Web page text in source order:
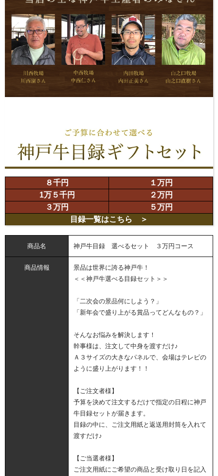
８千円
１万円
1万５千円
２万円
３万円
５万円
目録一覧はこちら ＞
商品名 神戸牛目録 選べるセット ３万円コース
商品情報
景品は世界に誇る神戸牛！
＜＜神戸牛選べる目録セット＞＞
「二次会の景品何にしよう？」
「新年会で盛り上がる賞品ってどんなもの？」
そんなお悩みを解決します！
幹事様は、注文して中身を渡すだけ♪
Ａ３サイズの大きなパネルで、会場はテレビの
ように盛り上がります！！
【ご注文者様】
予算を決めて注文するだけで指定の日程に神戸
牛目録セットが届きます。
目録の中に、ご注文用紙と返送用封筒を入れて
渡すだけ♪
【ご当選者様】
ご注文用紙にご希望の商品と受け取り日を記入